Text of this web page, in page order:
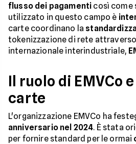
flusso dei pagamenti così come
utilizzato in questo campo è
carte coordinano la
tokenizzazione di rete
internazionale interindustriale,
Il ruolo di EMVCo
carte
L'organizzazione EMVCo ha
anniversario nel 2024. È stata
per fornire standard per le ormai